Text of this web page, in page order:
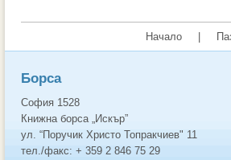
Начало
Борса
София 1528
Книжна борса „Искър”
ул. “Поручик Христо Топракчиев" 11
тел./факс: + 359 2 846 75 29